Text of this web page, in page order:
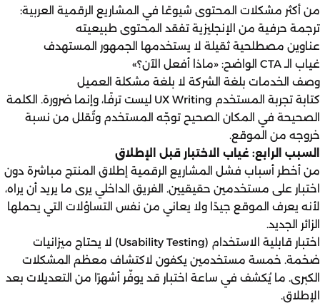
من أكثر مشكلات المحتوى شيوعًا في المشاريع الرقمية العربية:
ترجمة حرفية من الإنجليزية تفقد المحتوى طبيعيته
عناوين مصطلحية ثقيلة لا يستخدمها الجمهور المستهدف
غياب الـ CTA الواضح: «ماذا أفعل الآن؟»
وصف الخدمات بلغة الشركة لا بلغة مشكلة العميل
كتابة تجربة المستخدم UX Writing ليست ترفًا، وإنما ضرورة. الكلمة
الصحيحة في المكان الصحيح توجّه المستخدم وتُقلل من نسبة
خروجه من الموقع.
السبب الرابع: غياب الاختبار قبل الإطلاق
من أخطر أسباب فشل المشاريع الرقمية إطلاق المنتج مباشرة دون
اختبار على مستخدمين حقيقيين. الفريق الداخلي يرى ما يريد أن يراه،
لأنه يعرف الموقع جيدًا ولا يعاني من نفس التساؤلات التي يحملها
الزائر الجديد.
اختبار قابلية الاستخدام (Usability Testing) لا يحتاج ميزانيات
ضخمة. خمسة مستخدمين يكفون لاكتشاف معظم المشكلات
الكبرى. ما يُكشف في ساعة اختبار قد يوفّر أشهرًا من التعديلات بعد
الإطلاق.